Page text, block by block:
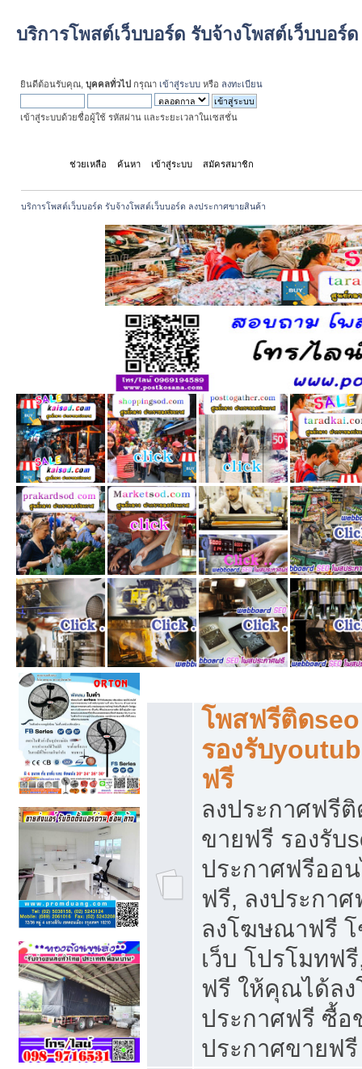
บริการโพสต์เว็บบอร์ด รับจ้างโพสต์เว็บบอร์
ยินดีต้อนรับคุณ, บุคคลทั่วไป กรุณา เข้าสู่ระบบ หรือ ลงทะเบียน
เข้าสู่ระบบด้วยชื่อผู้ใช้ รหัสผ่าน และระยะเวลาในเซสชั่น
ช่วยเหลือ ค้นหา เข้าสู่ระบบ สมัครสมาชิก
บริการโพสต์เว็บบอร์ด รับจ้างโพสต์เว็บบอร์ด ลงประกาศขายสินค้า
โพสฟรีติด
รองรับ
ฟรี
ลงประกาศฟรีติ
ขายฟรี รองรับ
ประกาศฟรีออ
ฟรี, ลงประกา
ลงโฆษณาฟรี
เว็บ โปรโมทฟ
ฟรี ให้คุณได้ล
ประกาศฟรี ซื้อ
ประกาศขายฟรี